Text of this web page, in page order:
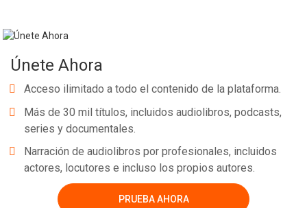
Únete Ahora
Acceso ilimitado a todo el contenido de la plataforma.
Más de 30 mil títulos, incluidos audiolibros, podcasts,
series y documentales.
Narración de audiolibros por profesionales, incluidos
actores, locutores e incluso los propios autores.
PRUEBA AHORA